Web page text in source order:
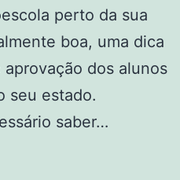
perto da sua
boa, uma dica
dos alunos
seu estado.
saber…